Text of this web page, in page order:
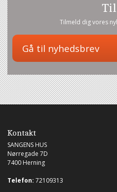
Tilmeld dig vores
Kontakt
SANGENS HUS
Nørregade 7D
7400 Herning
Telefon: 72109313